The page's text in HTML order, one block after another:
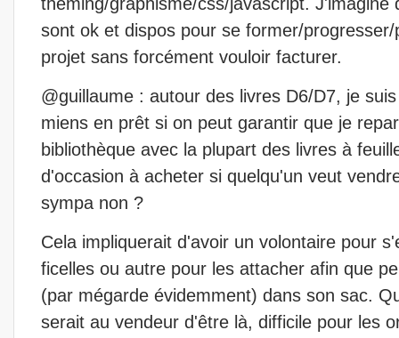
sont ok et dispos pour se former/
projet sans forcément vouloir facturer.
@guillaume : autour des livres D6/D7, je
miens en prêt si on peut garantir que je
bibliothèque avec la plupart des livres à
d'occasion à acheter si quelqu'un veut
sympa non ?
Cela impliquerait d'avoir un volontaire pour
ficelles ou autre pour les attacher afin que
(par mégarde évidemment) dans son sac.
serait au vendeur d'être là, difficile pour les